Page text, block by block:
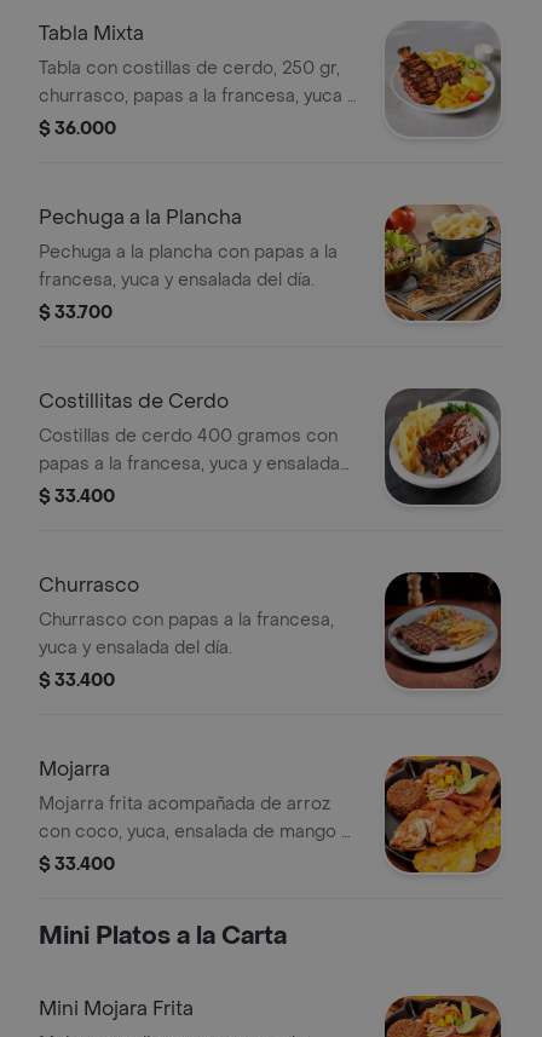
Tabla Mixta
Tabla con costillas de cerdo, 250 gr,
churrasco, papas a la francesa, yuca y
ensalada del día.
$ 36.000
Pechuga a la Plancha
Pechuga a la plancha con papas a la
francesa, yuca y ensalada del día.
$ 33.700
Costillitas de Cerdo
Costillas de cerdo 400 gramos con
papas a la francesa, yuca y ensalada
del día.
$ 33.400
Churrasco
Churrasco con papas a la francesa,
yuca y ensalada del día.
$ 33.400
Mojarra
Mojarra frita acompañada de arroz
con coco, yuca, ensalada de mango y
patacones.
$ 33.400
Mini Platos a la Carta
Mini Mojara Frita